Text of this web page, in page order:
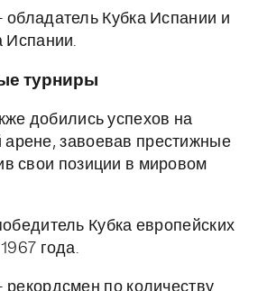
Кубка Испании и
Испании.
турниры
добились успехов на
завоевав престижные
свои позиции в мировом
Кубка европейских
года.
по количеству